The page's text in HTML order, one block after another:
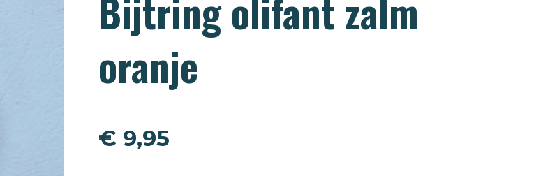
Bijtring olifant zalm
oranje
€ 9,95